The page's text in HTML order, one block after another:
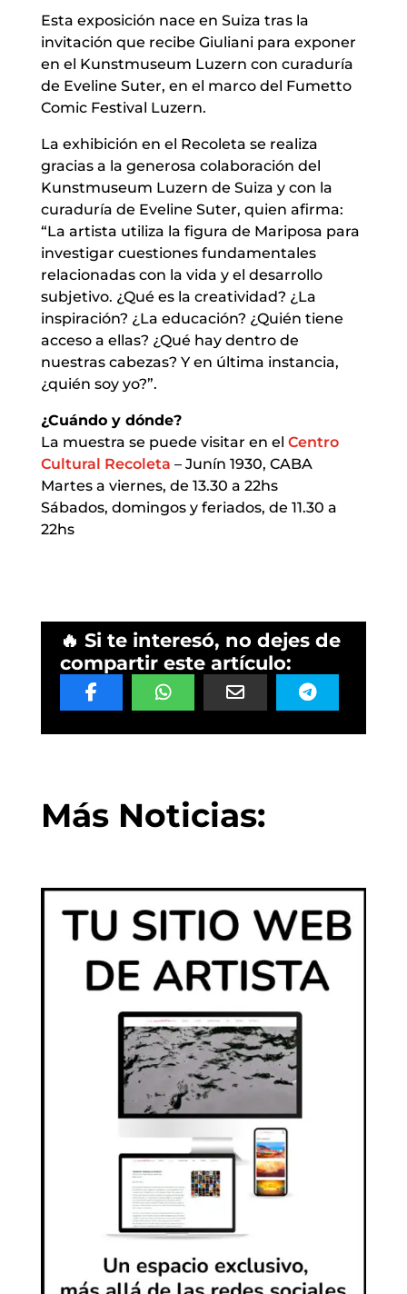
Esta exposición nace en Suiza tras la
invitación que recibe Giuliani para exponer
en el Kunstmuseum Luzern con curaduría
de Eveline Suter, en el marco del Fumetto
Comic Festival Luzern.
La exhibición en el Recoleta se realiza
gracias a la generosa colaboración del
Kunstmuseum Luzern de Suiza y con la
curaduría de Eveline Suter, quien afirma:
“La artista utiliza la figura de Mariposa para
investigar cuestiones fundamentales
relacionadas con la vida y el desarrollo
subjetivo. ¿Qué es la creatividad? ¿La
inspiración? ¿La educación? ¿Quién tiene
acceso a ellas? ¿Qué hay dentro de
nuestras cabezas? Y en última instancia,
¿quién soy yo?”.
¿Cuándo y dónde?
La muestra se puede visitar en el Centro
Cultural Recoleta – Junín 1930, CABA
Martes a viernes, de 13.30 a 22hs
Sábados, domingos y feriados, de 11.30 a
22hs
🔥 Si te interesó, no dejes de
compartir este artículo:
Más Noticias: